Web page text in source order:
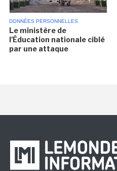
DONNÉES PERSONNELLES
Le ministère de
l'Éducation nationale ciblé
par une attaque